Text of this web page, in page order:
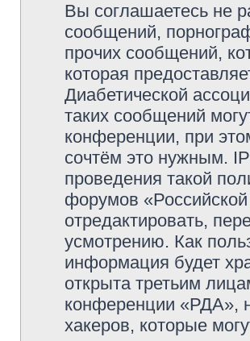
Вы соглашаетесь не
сообщений,
прочих сообщений,
которая
Диабетической
таких сообщений
конференции, при
сочтём это нужным.
проведения такой
форумов
отредактировать,
усмотрению. Как
информация будет
открыта третьим
конференции «РДА»,
хакеров, которые